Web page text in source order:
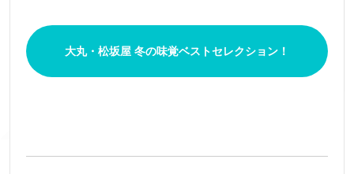
大丸・松坂屋 冬の味覚ベストセレクション！